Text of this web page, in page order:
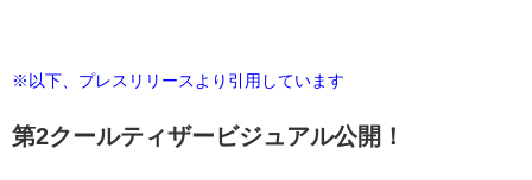
※以下、プレスリリースより引用しています
第2クールティザービジュアル公開！